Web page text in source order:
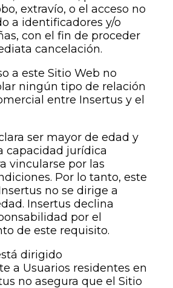
extravío, o el acceso no
a identificadores y/o
con el fin de proceder
cancelación.
a este Sitio Web no
ningún tipo de relación
entre Insertus y el
ser mayor de edad y
capacidad jurídica
vincularse por las
Por lo tanto, este
no se dirige a
Insertus declina
por el
de este requisito.
dirigido
a Usuarios residentes en
no asegura que el Sitio